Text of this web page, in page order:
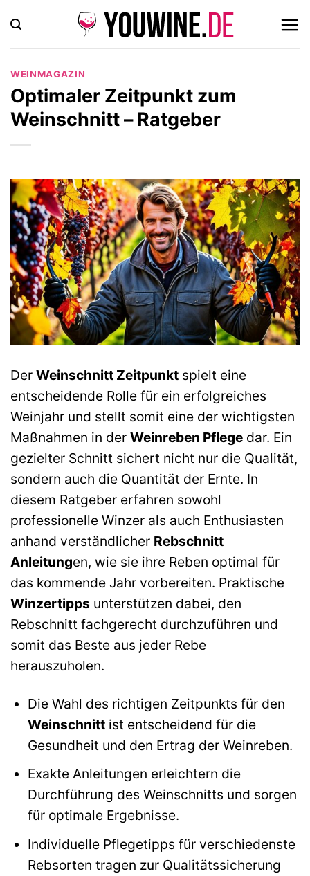
Inhalt
springen
WEINMAGAZIN
Optimaler Zeitpunkt zum
Weinschnitt – Ratgeber
Der Weinschnitt Zeitpunkt spielt eine
entscheidende Rolle für ein erfolgreiches
Weinjahr und stellt somit eine der wichtigsten
Maßnahmen in der Weinreben Pflege dar. Ein
gezielter Schnitt sichert nicht nur die Qualität,
sondern auch die Quantität der Ernte. In
diesem Ratgeber erfahren sowohl
professionelle Winzer als auch Enthusiasten
anhand verständlicher Rebschnitt
Anleitungen, wie sie ihre Reben optimal für
das kommende Jahr vorbereiten. Praktische
Winzertipps unterstützen dabei, den
Rebschnitt fachgerecht durchzuführen und
somit das Beste aus jeder Rebe
herauszuholen.
Die Wahl des richtigen Zeitpunkts für den
Weinschnittist entscheidend für die
Gesundheit und den Ertrag der Weinreben.
Exakte Anleitungen erleichtern die
Durchführung des Weinschnitts und sorgen
für optimale Ergebnisse.
Individuelle Pflegetipps für verschiedenste
Rebsorten tragen zur Qualitätssicherung